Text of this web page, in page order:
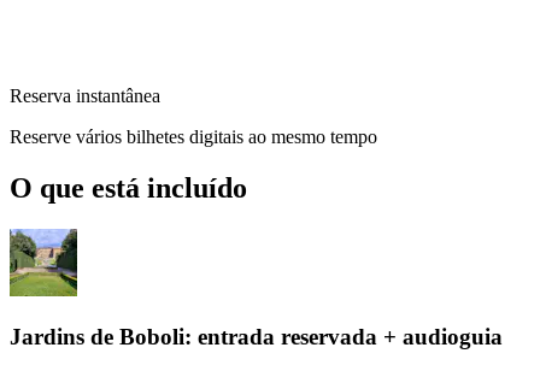
Reserva instantânea
Reserve vários bilhetes digitais ao mesmo tempo
O que está incluído
Jardins de Boboli: entrada reservada + audioguia